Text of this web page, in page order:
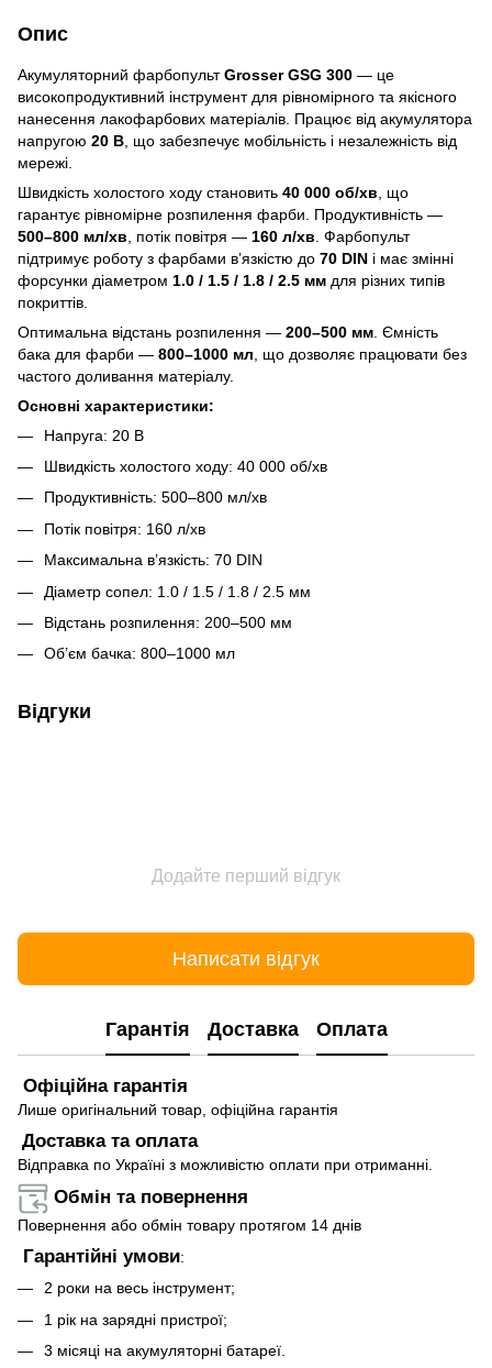
Опис
Акумуляторний фарбопультGrosser GSG 300 — це
високопродуктивний інструмент для рівномірного та якісного
нанесення лакофарбових матеріалів. Працює від акумулятора
напругою 20 В , що забезпечує мобільність і незалежність від
мережі.
Швидкість холостого ходу становить 40 000 об/хв , що
гарантує рівномірне розпилення фарби. Продуктивність —
500–800 мл/хв , потік повітря — 160 л/хв . Фарбопульт
підтримує роботу з фарбами в’язкістю до 70 DIN і має змінні
форсунки діаметром 1.0 / 1.5 / 1.8 / 2.5 мм для різних типів
покриттів.
Оптимальна відстань розпилення — 200–500 мм . Ємність
бака для фарби — 800–1000 мл , що дозволяє працювати без
частого доливання матеріалу.
Основні характеристики:
Напруга: 20 В
Швидкість холостого ходу: 40 000 об/хв
Продуктивність: 500–800 мл/хв
Потік повітря: 160 л/хв
Максимальна в’язкість: 70 DIN
Діаметр сопел: 1.0 / 1.5 / 1.8 / 2.5 мм
Відстань розпилення: 200–500 мм
Об’єм бачка: 800–1000 мл
Відгуки
Додайте перший відгук
Написати відгук
Гарантія Доставка Оплата
Офіційна гарантія
Лише оригінальний товар, офіційна гарантія
Доставка та оплата
Відправка по Україні з можливістю оплати при отриманні.
Обмін та повернення
Повернення або обмін товару протягом 14 днів
Гарантійні умови:
2 роки на весь інструмент;
1 рік на зарядні пристрої;
3 місяці на акумуляторні батареї.